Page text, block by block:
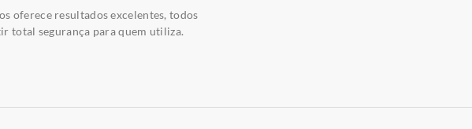
oferece resultados excelentes, todos
total segurança para quem utiliza.